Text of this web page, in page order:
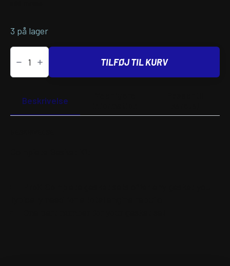
3 på lager
PROX
GASKET
KIT
COMPLETE
TILFØJ TIL KURV
Beskrivelse